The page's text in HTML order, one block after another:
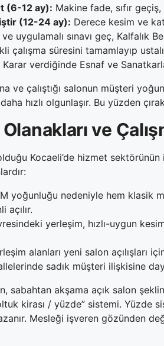
(6-12 ay): Makine fade, sıfır
(12-24 ay): Derece kesim ve
uygulamalı sınavı geç, Kalfalık
çalışma süresini tamamlayıp
Karar verdiğinde Esnaf ve
ve çalıştığı salonun müşteri
hızlı olgunlaşır. Bu yüzden
ve
Kocaeli’de hizmet
yoğunluğu nedeniyle hem klasik
açılır.
yerleşim, hızlı-uygun
alanları yeni salon açılışları
sadık müşteri ilişkisine
sabahtan akşama açık salon
kirası / yüzde” sistemi.
Mesleği işveren gözünden